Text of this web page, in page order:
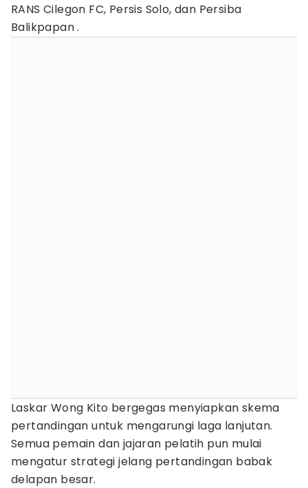
RANS Cilegon FC, Persis Solo, dan Persiba
Balikpapan .
Laskar Wong Kito bergegas menyiapkan skema
pertandingan untuk mengarungi laga lanjutan.
Semua pemain dan jajaran pelatih pun mulai
mengatur strategi jelang pertandingan babak
delapan besar.